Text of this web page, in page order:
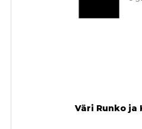
Väri Runko ja